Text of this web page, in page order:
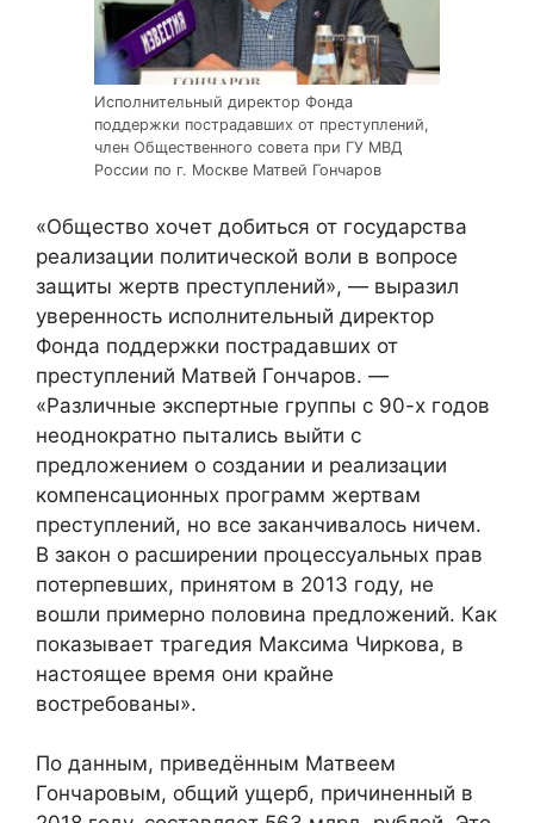
Исполнительный директор Фонда
поддержки пострадавших от преступлений,
член Общественного совета при ГУ МВД
России по г. Москве Матвей Гончаров
«Общество хочет добиться от государства
реализации политической воли в вопросе
защиты жертв преступлений», — выразил
уверенность исполнительный директор
Фонда поддержки пострадавших от
преступлений Матвей Гончаров. —
«Различные экспертные группы с 90-х годов
неоднократно пытались выйти с
предложением о создании и реализации
компенсационных программ жертвам
преступлений, но все заканчивалось ничем.
В закон о расширении процессуальных прав
потерпевших, принятом в 2013 году, не
вошли примерно половина предложений. Как
показывает трагедия Максима Чиркова, в
настоящее время они крайне
востребованы».
По данным, приведённым Матвеем
Гончаровым, общий ущерб, причиненный в